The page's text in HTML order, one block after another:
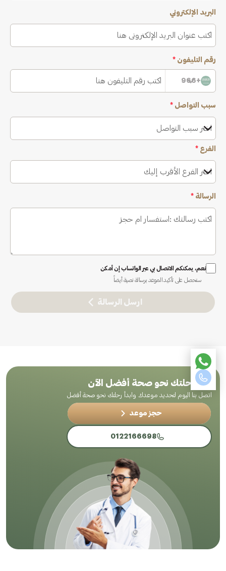
البريد الإلكتروني
رقم التليفون *
+966
سبب التواصل *
اختر سبب التواصل
الفرع *
اختر الفرع الأقرب إليك
الرسالة *
نعم، يمكنكم الاتصال بي عبر الواتساب إن أمكن
ستحصل على تأكيد الموعد برسالة نصية أيضاً
ارسل الرسالة
ابدأ رحلتك نحو صحة أفضل الآن
اتصل بنا اليوم لتحديد موعدك وابدأ رحلتك نحو صحة أفضل
حجز موعد
0122166698